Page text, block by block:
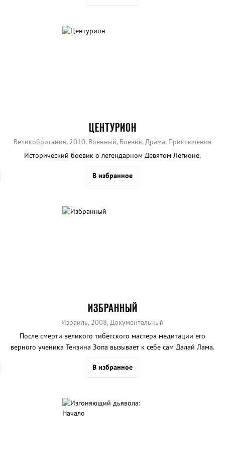
ЦЕНТУРИОН
Великобритания, 2010, Военный, Боевик, Драма, Приключения
Исторический боевик о легендарном Девятом Легионе.
В избранное
ИЗБРАННЫЙ
Израиль, 2008, Документальный
После смерти великого тибетского мастера медитации его
верного ученика Тензина Зопа вызывает к себе сам Далай Лама.
погибшего Ламы Кончога.
В избранное